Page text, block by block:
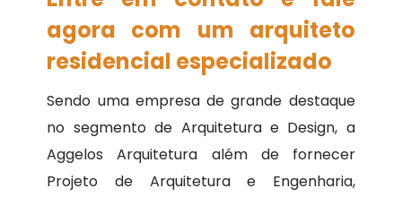
agora com um arquiteto
residencial especializado
Sendo uma empresa de grande destaque
no segmento de Arquitetura e Design, a
Aggelos Arquitetura além de fornecer
Projeto de Arquitetura e Engenharia,